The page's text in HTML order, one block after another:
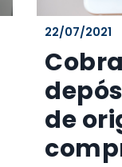
22/07/2021
de